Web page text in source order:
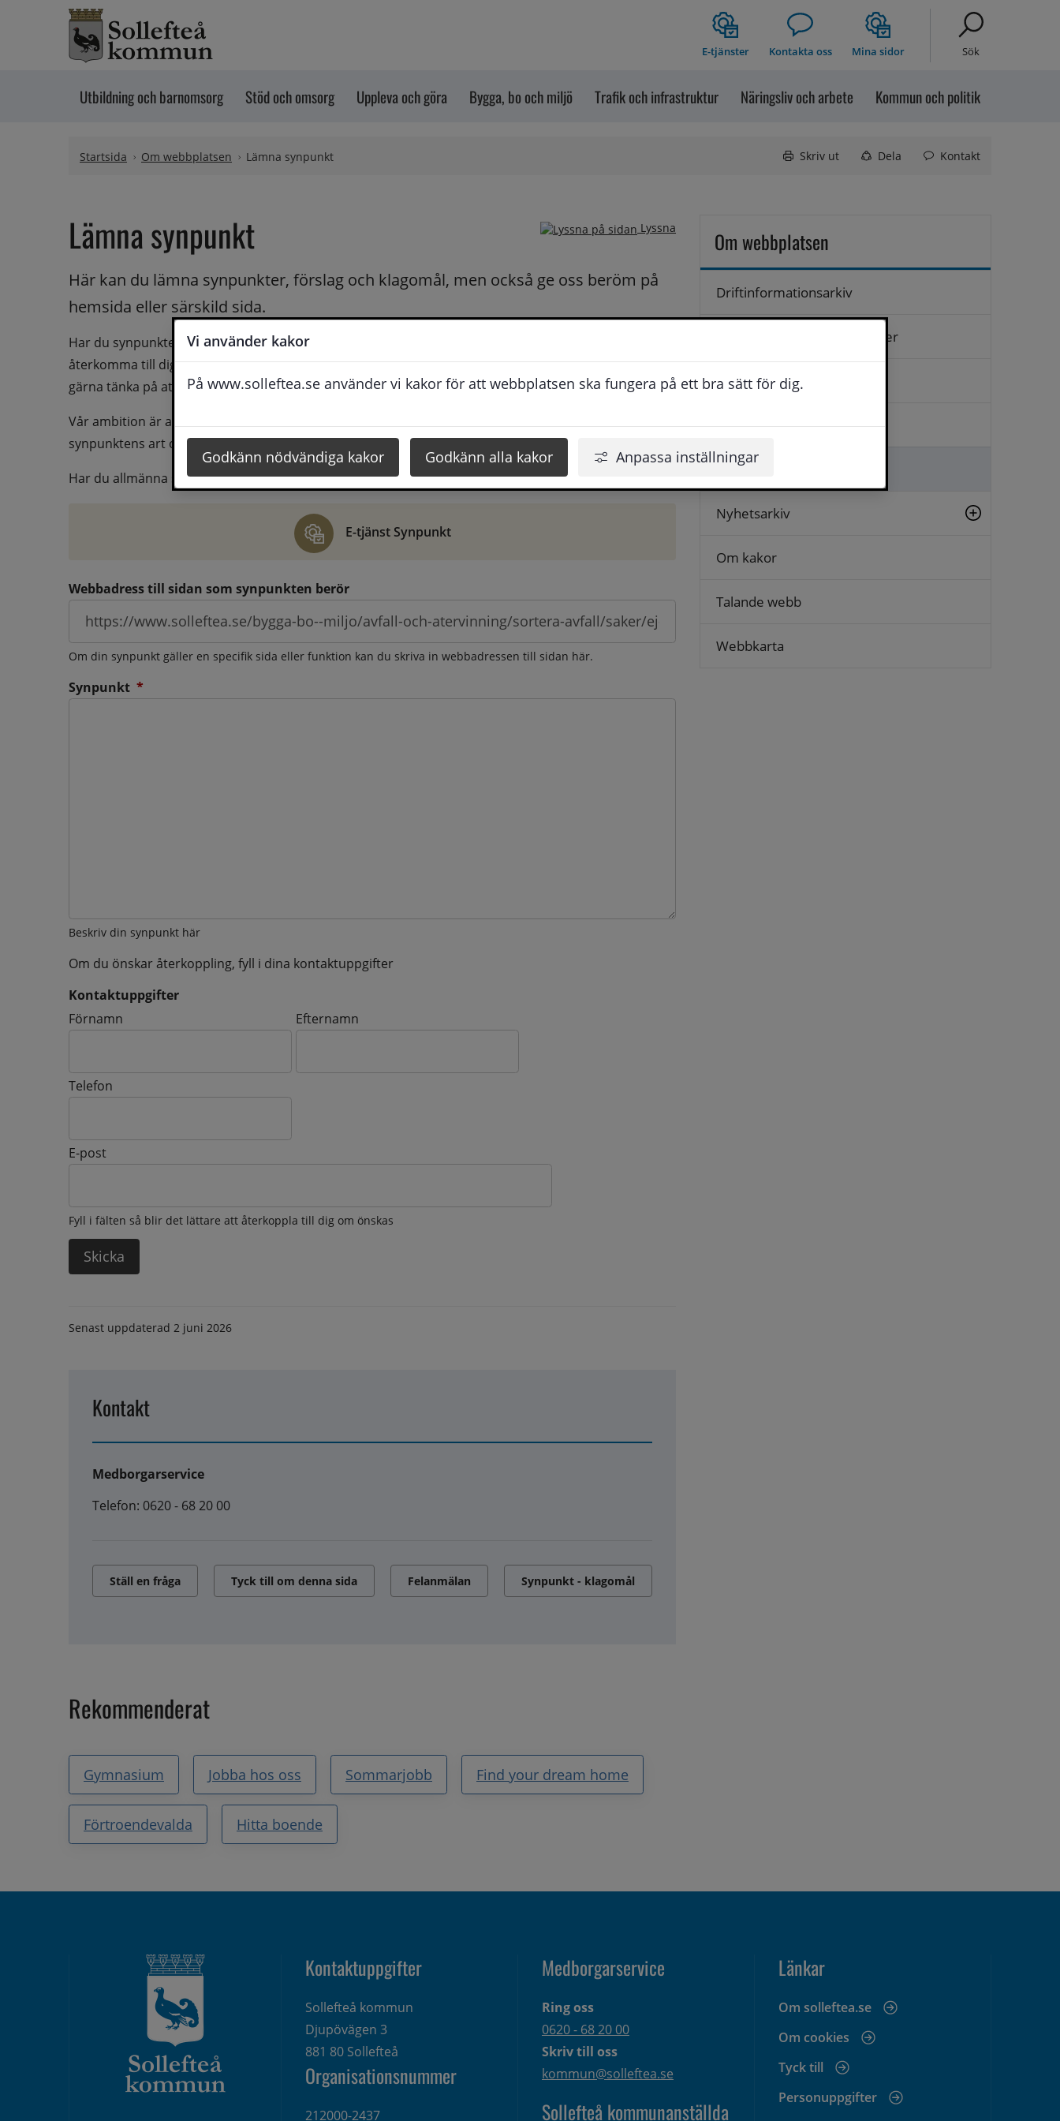
Vi använder kakor
På www.solleftea.se använder vi kakor för att webbplatsen ska fungera på ett bra sätt för dig.
Godkänn nödvändiga kakor Godkänn alla kakor Anpassa inställningar
Hoppa till innehåll
E-tjänster Kontakta oss Mina sidor Sök
Utbildning och barnomsorg Stöd och omsorg Uppleva och göra Bygga, bo och miljö Trafik och infrastruktur Näringsliv och arbete Kommun och politik
Startsida Om webbplatsen Lämna synpunkt Skriv ut Dela Kontakt
Lyssna
Lämna synpunkt
Här kan du lämna synpunkter, förslag och klagomål, men också ge oss beröm på
hemsida eller särskild sida.
Har du synpunkter på webbplatsen kan du skicka in dem via formuläret nedanför. Vill du att vi ska
återkomma till dig behöver du även fylla i dina kontaktuppgifter. När du skriver in din synpunkt får du
gärna tänka på att vara så tydlig som möjligt för att vi ska kunna hjälpa dig bättre.
Vår ambition är att besvara synpunkter så snart som möjligt, men svarstiden beror givetvis på
synpunktens art och omfång.
Har du allmänna synpunkter, klagomål eller beröm gör du det via e-tjänsten Synpunkt
E-tjänst Synpunkt
Webbadress till sidan som synpunkten berör
Om din synpunkt gäller en specifik sida eller funktion kan du skriva in webbadressen till sidan här.
Synpunkt *
Beskriv din synpunkt här
Om du önskar återkoppling, fyll i dina kontaktuppgifter
Kontaktuppgifter
Kontaktuppgifter
Förnamn Efternamn
Telefon
E-post
Fyll i fälten så blir det lättare att återkoppla till dig om önskas
Senast uppdaterad 2 juni 2026
Kontakt
Medborgarservice
Telefon: 0620 - 68 20 00
Ställ en fråga Tyck till om denna sida Felanmälan Synpunkt - klagomål
Rekommenderat
Gymnasium Jobba hos oss Sommarjobb Find your dream home
Förtroendevalda Hitta boende
Om webbplatsen
Driftinformationsarkiv
Hantering av personuppgifter
Kontakta oss
Logga in
Lämna synpunkt
Nyhetsarkiv
Om kakor
Talande webb
Webbkarta
Kontaktuppgifter
Sollefteå kommun
Djupövägen 3
881 80 Sollefteå
Organisationsnummer
212000-2437
Medborgarservice
Ring oss
0620 - 68 20 00
Skriv till oss
kommun@solleftea.se
Sollefteå kommunanställda
Länkar
Om solleftea.se
Om cookies
Tyck till
Personuppgifter